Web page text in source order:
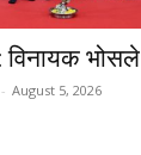
विनायक भोसले
- August 5, 2026